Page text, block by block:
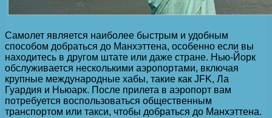
Самолет является наиболее быстрым и удобным
способом добраться до Манхэттена, особенно если вы
находитесь в другом штате или даже стране. Нью-Йорк
обслуживается несколькими аэропортами, включая
крупные международные хабы, такие как JFK, Ла
Гуардия и Ньюарк. После прилета в аэропорт вам
потребуется воспользоваться общественным
транспортом или такси, чтобы добраться до Манхэттена.